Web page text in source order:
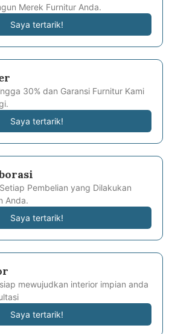
Merek Furnitur Anda.
Saya tertarik!
30% dan Garansi Furnitur Kami
Saya tertarik!
Pembelian yang Dilakukan
Anda.
Saya tertarik!
mewujudkan interior impian anda
Saya tertarik!